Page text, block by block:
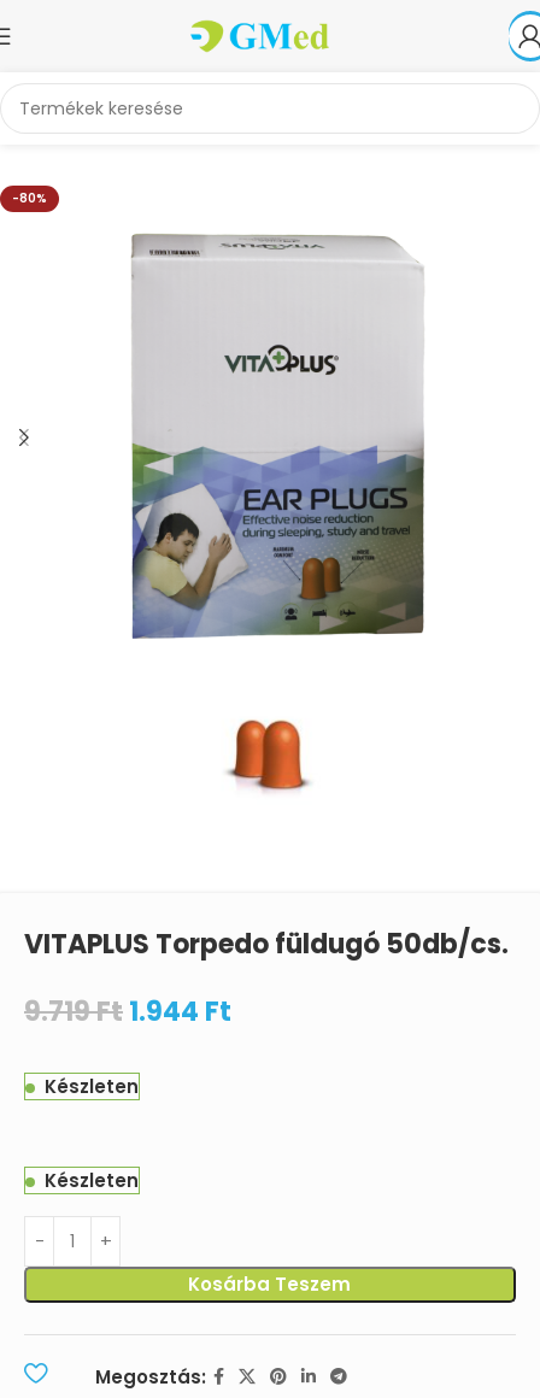
Kezdőlap Akciók
-80%
VITAPLUS Torpedo füldugó 50db/cs.
9.719Ft1.944 Ft
Készleten
Készleten
Kosárba Teszem
Megosztás: